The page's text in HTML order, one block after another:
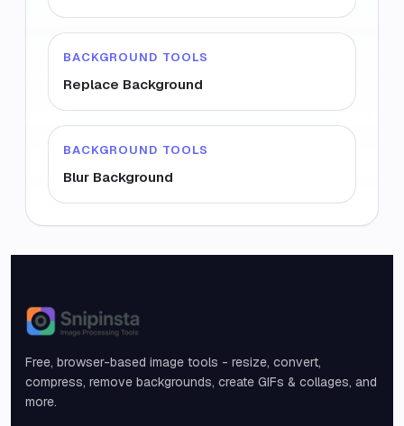
BACKGROUND TOOLS
Replace Background
BACKGROUND TOOLS
Blur Background
Snipinsta
Free, browser-based image tools - resize, convert,
compress, remove backgrounds, create GIFs & collages, and
more.